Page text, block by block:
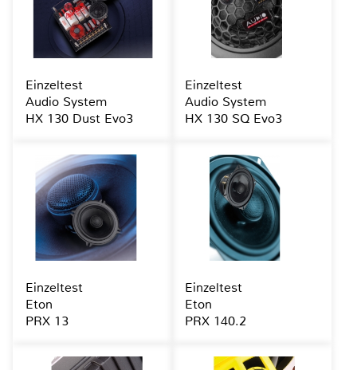
Einzeltest
Audio System
HX 130 Dust Evo3
Einzeltest
Audio System
HX 130 SQ Evo3
Einzeltest
Eton
PRX 13
Einzeltest
Eton
PRX 140.2